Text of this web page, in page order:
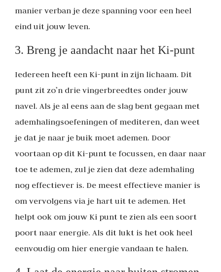
manier verban je deze spanning voor een heel
eind uit jouw leven.
3. Breng je aandacht naar het Ki-punt
Iedereen heeft een Ki-punt in zijn lichaam. Dit
punt zit zo’n drie vingerbreedtes onder jouw
navel. Als je al eens aan de slag bent gegaan met
ademhalingsoefeningen of mediteren, dan weet
je dat je naar je buik moet ademen. Door
voortaan op dit Ki-punt te focussen, en daar naar
toe te ademen, zul je zien dat deze ademhaling
nog effectiever is. De meest effectieve manier is
om vervolgens via je hart uit te ademen. Het
helpt ook om jouw Ki punt te zien als een soort
poort naar energie. Als dit lukt is het ook heel
eenvoudig om hier energie vandaan te halen.